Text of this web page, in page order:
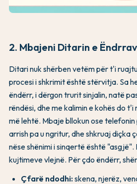
2. Mbajeni Ditarin e
Ditari nuk shërben vetëm për t'i
procesi i shkrimit është stërvitja. Sa
ëndërr, i dërgon trurit sinjalin, natë
rëndësi, dhe me kalimin e kohës do
më lehtë. Mbaje bllokun ose
arrish pa u ngritur, dhe shkruaj diçka
nëse shënimi i sinqertë është
kujtimeve vlejnë. Për çdo ëndërr,
Çfarë ndodhi:skena, njerëz,